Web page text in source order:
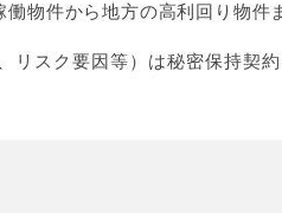
物件から地方の高利回り物件
リスク要因等）は秘密保持契